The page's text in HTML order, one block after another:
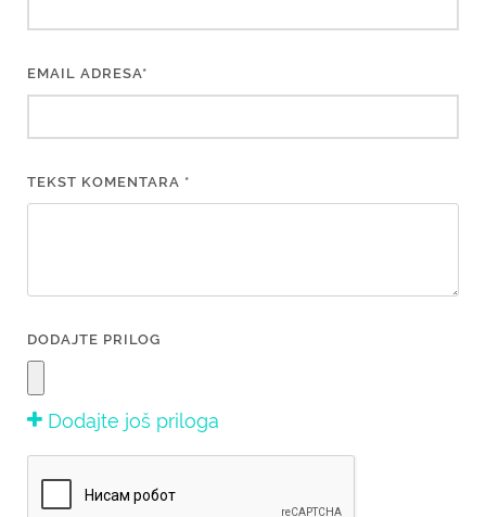
EMAIL ADRESA*
TEKST KOMENTARA *
DODAJTE PRILOG
Dodajte još priloga